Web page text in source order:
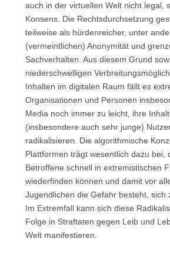
auch in der virtuellen Welt nicht legal,
Konsens. Die Rechtsdurchsetzung
teilweise als hürdenreicher, unter
(vermeintlichen) Anonymität und
Sachverhalten. Aus diesem Grund
niederschwelligen
Inhalten im digitalen Raum fällt es
Organisationen und Personen
Media noch immer zu leicht, ihre
(insbesondere auch sehr junge)
radikalisieren. Die algorithmische
Plattformen trägt wesentlich dazu bei,
Betroffene schnell in extremistischen
wiederfinden können und damit vor
Jugendlichen die Gefahr besteht, sich
Im Extremfall kann sich diese
Folge in Straftaten gegen Leib und
Welt manifestieren.